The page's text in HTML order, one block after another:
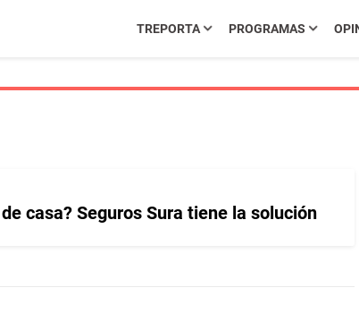
TREPORTA PROGRAMAS
casa? Seguros Sura tiene la solución